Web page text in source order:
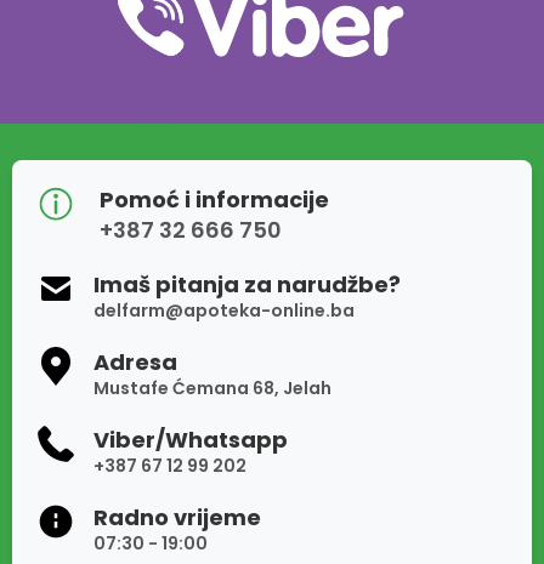
Pomoć i informacije
+387 32 666 750
Imaš pitanja za narudžbe?
delfarm@apoteka-online.ba
Adresa
Mustafe Ćemana 68, Jelah
Viber/Whatsapp
+387 67 12 99 202
Radno vrijeme
07:30 - 19:00